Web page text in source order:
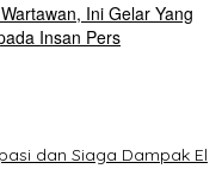
Ini Gelar Yang
Insan Pers
dan Siaga Dampak El